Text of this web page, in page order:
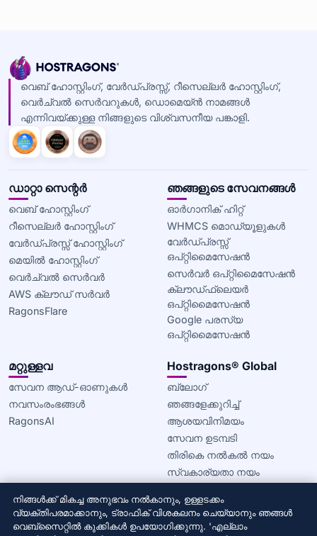
വെബ് ഹോസ്റ്റിംഗ്, വേർഡ്പ്രസ്സ്, റീസെല്ലർ ഹോസ്റ്റിംഗ്,
വെർച്വൽ സെർവറുകൾ, ഡൊമെയ്ൻ നാമങ്ങൾ
എന്നിവയ്ക്കുള്ള നിങ്ങളുടെ വിശ്വസനീയ പങ്കാളി.
ഡാറ്റാ സെന്റർ
വെബ് ഹോസ്റ്റിംഗ്
റീസെല്ലർ ഹോസ്റ്റിംഗ്
വേർഡ്പ്രസ്സ് ഹോസ്റ്റിംഗ്
മെയിൽ ഹോസ്റ്റിംഗ്
വെർച്വൽ സെർവർ
AWS ക്ലൗഡ് സർവർ
RagonsFlare
ഞങ്ങളുടെ സേവനങ്ങൾ
ഓർഗാനിക് ഹിറ്റ്
WHMCS മൊഡ്യൂളുകൾ
വേർഡ്പ്രസ്സ്
ഒപ്റ്റിമൈസേഷൻ
സെർവർ ഒപ്റ്റിമൈസേഷൻ
ക്ലൗഡ്ഫ്ലെയർ
ഒപ്റ്റിമൈസേഷൻ
Google പരസ്യ
ഒപ്റ്റിമൈസേഷൻ
മറ്റുള്ളവ
സേവന ആഡ്-ഓണുകൾ
നവസംരംഭങ്ങൾ
RagonsAI
Hostragons® Global
ബ്ലോഗ്
ഞങ്ങളേക്കുറിച്ച്
ആശയവിനിമയം
സേവന ഉടമ്പടി
തിരികെ നൽകൽ നയം
സ്വകാര്യതാ നയം
© 2020–2026 Hostragons® ഗ്ലോബൽ —Draconis
നിങ്ങൾക്ക് മികച്ച അനുഭവം നൽകാനും, ഉള്ളടക്കം
വ്യക്തിപരമാക്കാനും, ട്രാഫിക് വിശകലനം ചെയ്യാനും ഞങ്ങൾ
വെബ്സൈറ്റിൽ കുക്കികൾ ഉപയോഗിക്കുന്നു. 'എല്ലാം